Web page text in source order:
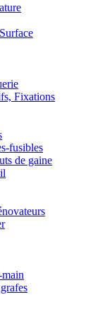
Fixations
fusibles
de gaine